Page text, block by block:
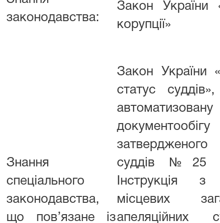
законодавства:
Закон України
корупції»
Знання
спеціального
законодавства,
що пов’язане із
Закон України
статус
суддів №25
Інструкція
місцевих
апеляційних